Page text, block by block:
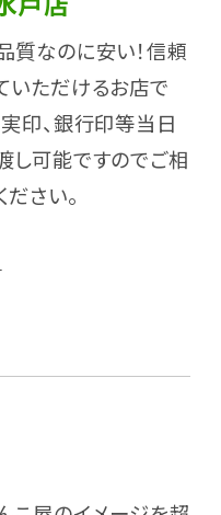
質なのに安い！信頼
いただけるお店で
実印、銀行印等当日
し可能ですのでご相
ださい。